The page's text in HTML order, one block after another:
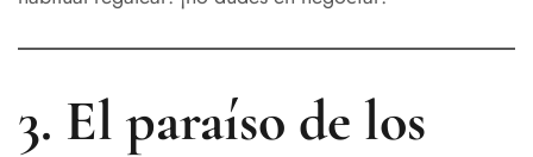
3. El paraíso de los